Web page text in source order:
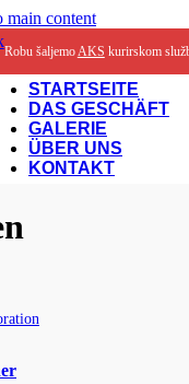
main content
Robu šaljemoAKS kurirskom
STARTSEITE
DAS GESCHÄFT
GALERIE
ÜBER UNS
KONTAKT